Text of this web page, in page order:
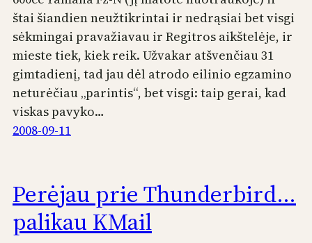
štai šiandien neužtikrintai ir nedrąsiai bet visgi
sėkmingai pravažiavau ir Regitros aikštelėje, ir
mieste tiek, kiek reik. Užvakar atšvenčiau 31
gimtadienį, tad jau dėl atrodo eilinio egzamino
neturėčiau „parintis“, bet visgi: taip gerai, kad
viskas pavyko…
2008-09-11
Perėjau prie Thunderbird…
palikau KMail